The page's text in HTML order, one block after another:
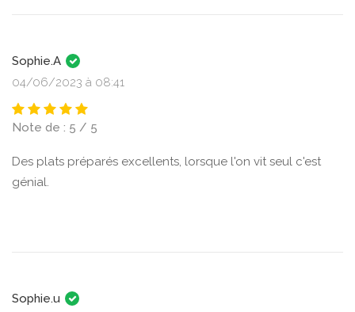
Sophie.A
04/06/2023 à 08:41
Note de : 5 / 5
Des plats préparés excellents, lorsque l'on vit seul c'est
génial.
Sophie.u